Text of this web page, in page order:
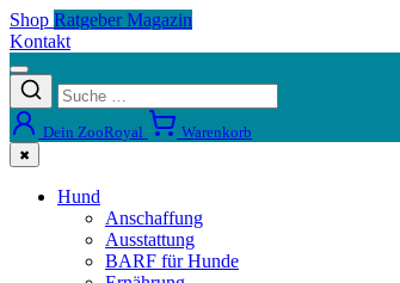
Shop Ratgeber Magazin
Kontakt
Dein ZooRoyal Warenkorb
✖
Hund
Anschaffung
Ausstattung
BARF für Hunde